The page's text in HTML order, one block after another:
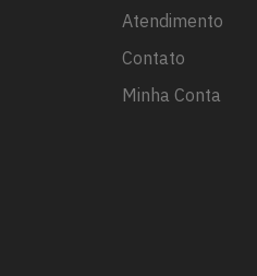
Atendimento
Contato
Minha Conta